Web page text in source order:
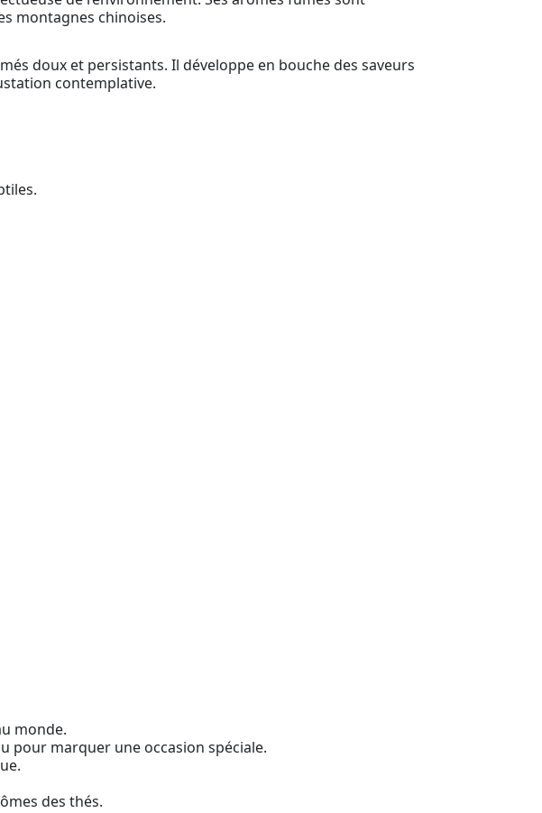
montagnes chinoises.
doux et persistants. Il développe en bouche des saveurs
contemplative.
monde.
pour marquer une occasion spéciale.
des thés.